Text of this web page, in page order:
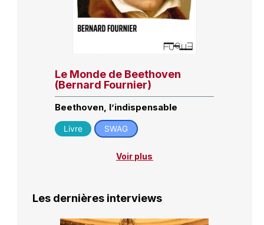
Le Monde de Beethoven
(Bernard Fournier)
Beethoven, l’indispensable
Livre SWAG
Voir plus
Les dernières interviews